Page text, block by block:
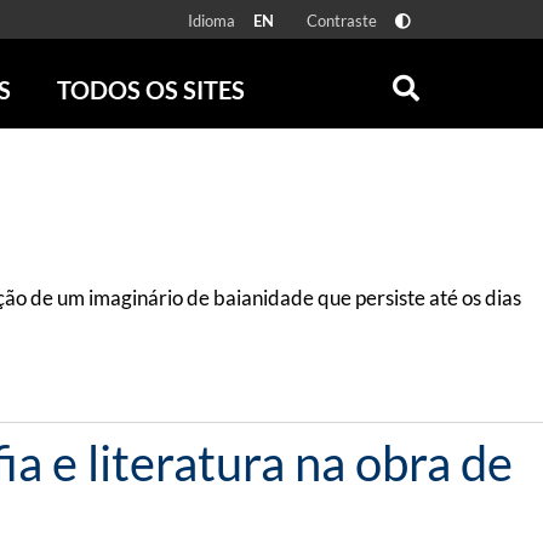
Idioma EN Contraste
TODOS OS SITES
TESTEMUNHA OCULAR
de um imaginário de baianidade que persiste até os dias
e literatura na obra de